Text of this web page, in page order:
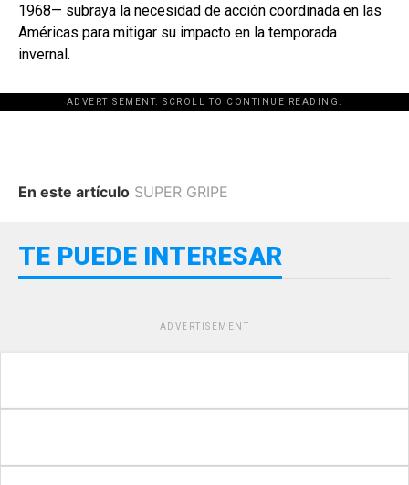
1968— subraya la necesidad de acción coordinada en las
Américas para mitigar su impacto en la temporada
invernal.
ADVERTISEMENT. SCROLL TO CONTINUE READING.
En este artículo SUPER GRIPE
TE PUEDE INTERESAR
ADVERTISEMENT